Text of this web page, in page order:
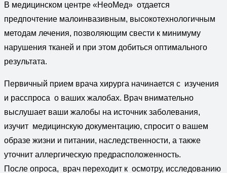
В медицинском центре «НеоМед» отдается
предпочтение малоинвазивным, высокотехнологичным
методам лечения, позволяющим свести к минимуму
нарушения тканей и при этом добиться оптимального
результата.
Первичный прием врача хирурга начинается с изучения
и расспроса о ваших жалобах. Врач внимательно
выслушает ваши жалобы на источник заболевания,
изучит медицинскую документацию, спросит о вашем
образе жизни и питании, наследственности, а также
уточнит аллергическую предрасположенность.
После опроса, врач переходит к осмотру, исследованию